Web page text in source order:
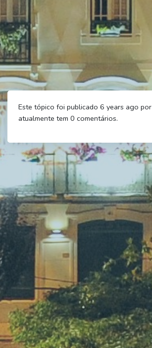
Este tópico foi publicado 6 years ago por
atualmente tem 0 comentários.